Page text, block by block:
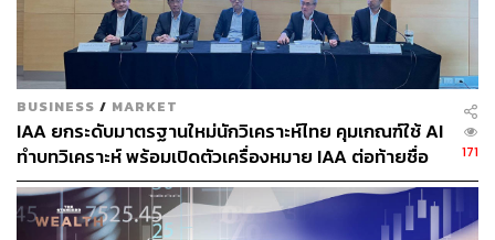
สรพล วีระเมธีกุล ผู้ช่วยกรรมการผู้จัดการและหัวหน้าทีม
กลยุทธ์การลงทุน บล.กสิกรไทย เปิดเผยว่า หุ้นไทยที่ปรับตัว
ขึ้นแรงเช้านี้เป็นเพราะแรงเก็งกำไรในหุ้น DELTA และ
TRUE ที่ถูกเพิ่มน้ำหนักในดัชนี MSCI ถือเป็นเซอร์ไพรส์ใน
ทางบวกจากเดิมที่ถูกคาดการณ์ว่าอาจถูกปรับลดน้ำหนัก
โดยราคาหุ้น DELTA พุ่งขึ้นแตะ 330 บาท ถือเป็นการทำสถิติ
สูงสุดใหม่ (All time high) ใหม่อีกครั้ง การปรับขึ้นของหุ้น
BUSINESS / MARKET
IAA ยกระดับมาตรฐานใหม่นักวิเคราะห์ไทย คุมเกณฑ์ใช้ AI
ทำบทวิเคราะห์ พร้อมเปิดตัวเครื่องหมาย IAA ต่อท้ายชื่อ
171